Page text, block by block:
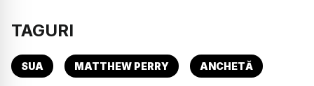
TAGURI
SUA MATTHEW PERRY ANCHETĂ